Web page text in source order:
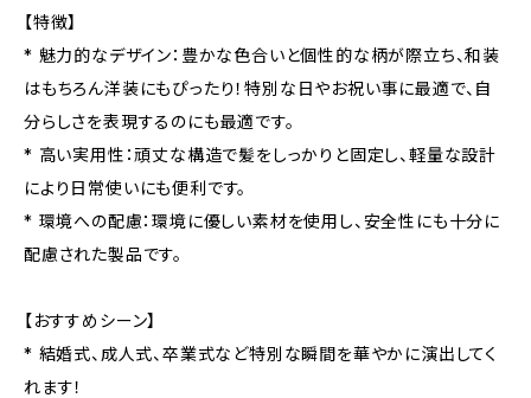
【特徴】
* 魅力的なデザイン：豊かな色合いと個性的な柄が際立ち、和装
はもちろん洋装にもぴったり！特別な日やお祝い事に最適で、自
分らしさを表現するのにも最適です。
* 高い実用性：頑丈な構造で髪をしっかりと固定し、軽量な設計
により日常使いにも便利です。
* 環境への配慮：環境に優しい素材を使用し、安全性にも十分に
配慮された製品です。
【おすすめシーン】
* 結婚式、成人式、卒業式など特別な瞬間を華やかに演出してく
れます！